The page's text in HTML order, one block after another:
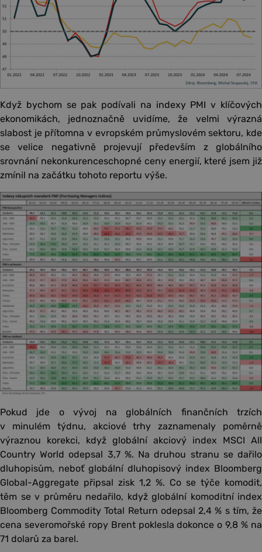
Když bychom se pak podívali na indexy PMI v klíčových
ekonomikách, jednoznačně uvidíme, že velmi výrazná
slabost je přítomna v evropském průmyslovém sektoru, kde
se velice negativně projevují především z globálního
srovnání nekonkurenceschopné ceny energií, které jsem již
zmínil na začátku tohoto reportu výše.
Pokud jde o vývoj na globálních finančních trzích
v minulém týdnu, akciové trhy zaznamenaly poměrně
výraznou korekci, když globální akciový index MSCI All
Country World odepsal 3,7 %. Na druhou stranu se dařilo
dluhopisům, neboť globální dluhopisový index Bloomberg
Global-Aggregate připsal zisk 1,2 %. Co se týče komodit,
těm se v průměru nedařilo, když globální komoditní index
Bloomberg Commodity Total Return odepsal 2,4 % s tím, že
cena severomořské ropy Brent poklesla dokonce o 9,8 % na
71 dolarů za barel.